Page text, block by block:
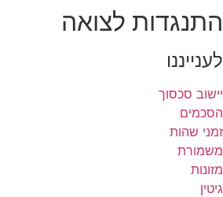
התנגדות לצואה
לענייננו
יישוב סכסוך
הסכמים
זמני שהות
משמורת
מזונות
גיטין